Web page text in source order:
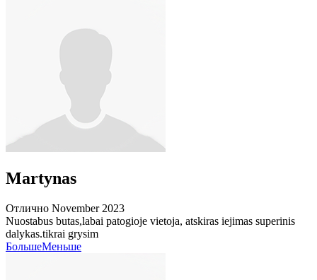
Martynas
Отлично November 2023
Nuostabus butas,labai patogioje vietoja, atskiras iejimas superinis
dalykas.tikrai grysim
БольшеМеньше